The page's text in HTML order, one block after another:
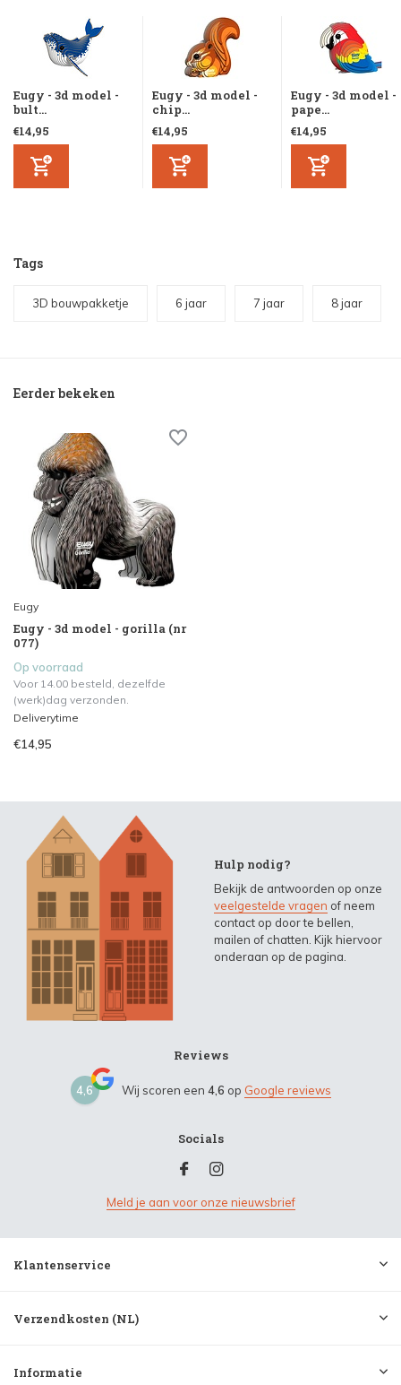
Eugy - 3d model -
bult...
€14,95
Eugy - 3d model -
chip...
€14,95
Eugy - 3d model -
pape...
€14,95
Tags
3D bouwpakketje 6 jaar 7 jaar 8 jaar
Eerder bekeken
Eugy
Eugy - 3d model - gorilla (nr
077)
Op voorraad
Voor 14.00 besteld, dezelfde
(werk)dag verzonden.
Deliverytime
€14,95
Hulp nodig?
Bekijk de antwoorden op onze
veelgestelde vragen of neem
contact op door te bellen,
mailen of chatten. Kijk hiervoor
onderaan op de pagina.
Reviews
4,6 Wij scoren een 4,6 op Google reviews
Socials
Meld je aan voor onze nieuwsbrief
Klantenservice
Verzendkosten (NL)
Informatie